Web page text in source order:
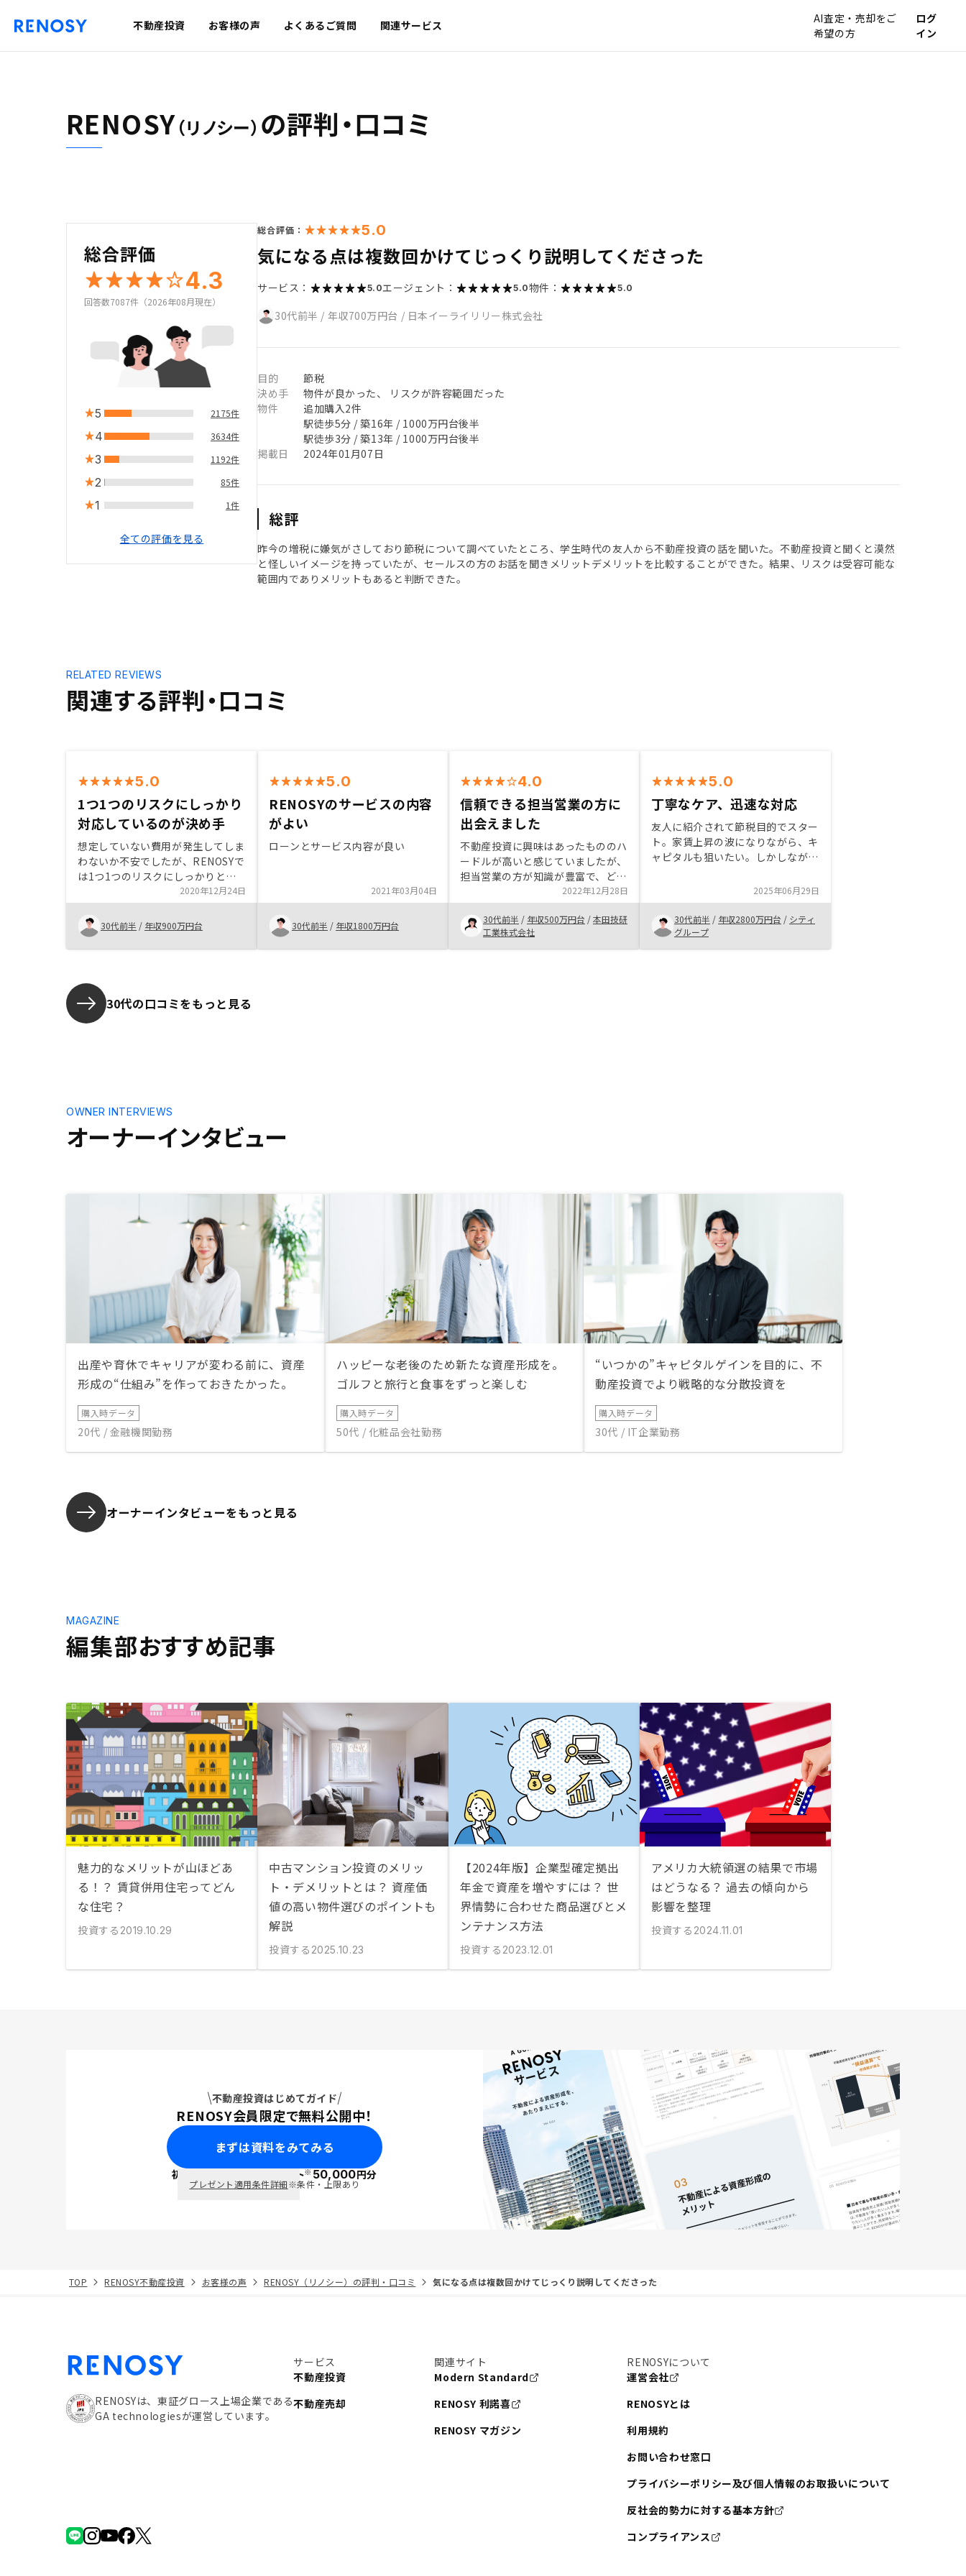
不動産投資 お客様の声 よくあるご質問 関連サービス
AI査定・売却をご
希望の方
ログ
イン
RENOSY（リノシー） の評判・口コミ
総合評価
4.3
回答数7087件（2026年08月現在）
5 2175件
4 3634件
3 1192件
2 85件
1 1件
全ての評価を見る
総合評価： 5.0
気になる点は複数回かけてじっくり説明してくださった
サービス： 5.0エージェント： 5.0物件： 5.0
30代前半 / 年収700万円台 / 日本イーライリリー株式会社
目的
節税
決め手
物件が良かった、 リスクが許容範囲だった
物件
追加購入2件
駅徒歩5分 / 築16年 / 1000万円台後半
駅徒歩3分 / 築13年 / 1000万円台後半
掲載日
2024年01月07日
総評
昨今の増税に嫌気がさしており節税について調べていたところ、学生時代の友人から不動産投資の話を聞いた。不動産投資と聞くと漠然
と怪しいイメージを持っていたが、セールスの方のお話を聞きメリットデメリットを比較することができた。結果、リスクは受容可能な
範囲内でありメリットもあると判断できた。
関連する評判・口コミ
RELATED REVIEWS
5.0
1つ1つのリスクにしっかり
対応しているのが決め手
想定していない費用が発生してしま
わないか不安でしたが、RENOSYで
は1つ1つのリスクにしっかりと対
応していたのが決め手でした。
2020年12月24日
30代前半 / 年収900万円台
5.0
RENOSYのサービスの内容
がよい
ローンとサービス内容が良い
2021年03月04日
30代前半 / 年収1800万円台
4.0
信頼できる担当営業の方に
出会えました
不動産投資に興味はあったもののハ
ードルが高いと感じていましたが、
担当営業の方が知識が豊富で、どん
な疑問にも真摯に答えて頂けたこと
で安心してお願いすることができま
した。特に顧客のことを考えて提案
して下さること、無理な金額設定や
物件の紹介はなく、こちらの要望や
2022年12月28日
30代前半 / 年収500万円台 /本田技研
工業株式会社
5.0
丁寧なケア、迅速な対応
友人に紹介されて節税目的でスター
ト。家賃上昇の波になりながら、キ
ャピタルも狙いたい。しかしながら
り、家賃上昇は難しく、法律が変わ
らないと難しいと感じた。不動産市
況は金利の上昇とともに大きな変化
を迎えており、物件間違えなけれ
ば、節税&キャピタルも狙えそう。
2025年06月29日
30代前半 / 年収2800万円台 / シティ
グループ
30代の口コミをもっと見る
オーナーインタビュー
OWNER INTERVIEWS
出産や育休でキャリアが変わる前に、資産
形成の“仕組み”を作っておきたかった。
購入時データ
20代 / 金融機関勤務
ハッピーな老後のため新たな資産形成を。
ゴルフと旅行と食事をずっと楽しむ
購入時データ
50代 / 化粧品会社勤務
“いつかの”キャピタルゲインを目的に、不
動産投資でより戦略的な分散投資を
購入時データ
30代 / IT企業勤務
オーナーインタビューをもっと見る
編集部おすすめ記事
MAGAZINE
魅力的なメリットが山ほどあ
る！？ 賃貸併用住宅ってどん
な住宅？
投資する 2019.10.29
中古マンション投資のメリッ
ト・デメリットとは？ 資産価
値の高い物件選びのポイントも
解説
投資する 2025.10.23
【2024年版】企業型確定拠出
年金で資産を増やすには？ 世
界情勢に合わせた商品選びとメ
ンテナンス方法
投資する 2023.12.01
アメリカ大統領選の結果で市場
はどうなる？ 過去の傾向から
影響を整理
投資する 2024.11.01
不動産投資はじめてガイド
RENOSY会員限定で無料公開中！
まずは資料をみてみる
初回面談で ポイント※50,000円分
プレゼント適用条件詳細※条件・上限あり
TOP RENOSY不動産投資 お客様の声 RENOSY（リノシー）の評判・口コミ 気になる点は複数回かけてじっくり説明してくださった
RENOSYは、東証グロース上場企業である
GA technologiesが運営しています。
サービス
不動産投資
不動産売却
関連サイト
Modern Standard
RENOSY 利諾喜
RENOSY マガジン
RENOSYについて
運営会社
RENOSYとは
利用規約
お問い合わせ窓口
プライバシーポリシー及び個人情報のお取扱いについて
反社会的勢力に対する基本方針
コンプライアンス